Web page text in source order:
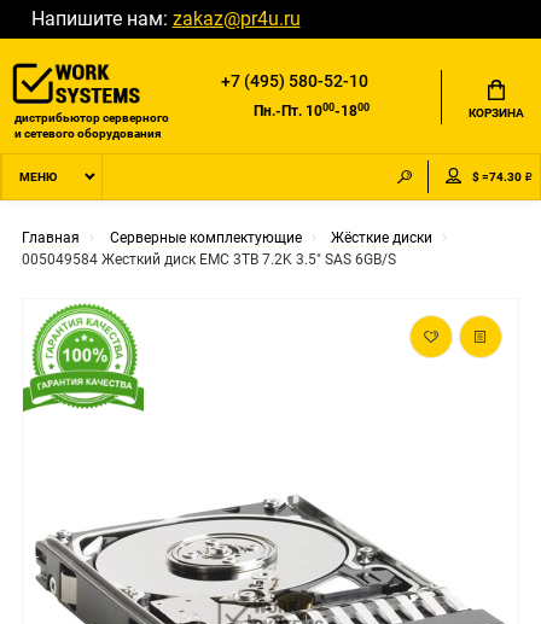
Напишите нам: zakaz@pr4u.ru
дистрибьютор серверного
и сетевого оборудования
+7 (495) 580-52-10
Пн.-Пт. 1000-1800 КОРЗИНА
МЕНЮ $ =74.30 ₽
Главная Серверные комплектующие
Жёсткие диски
005049584 Жесткий диск EMC 3TB 7.2K 3.5" SAS 6GB/S